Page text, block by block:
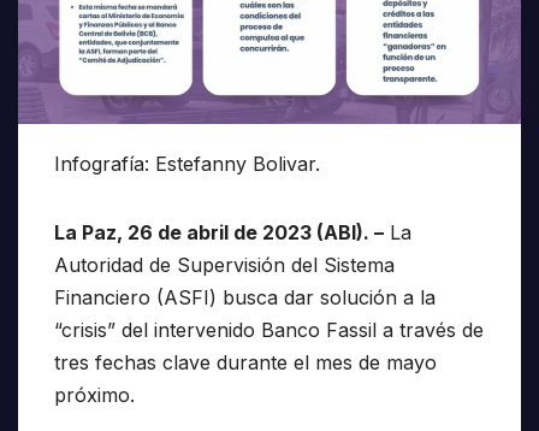
Infografía: Estefanny Bolivar.
La Paz, 26 de abril de 2023 (ABI). – La
Autoridad de Supervisión del Sistema
Financiero (ASFI) busca dar solución a la
“crisis” del intervenido Banco Fassil a través de
tres fechas clave durante el mes de mayo
próximo.